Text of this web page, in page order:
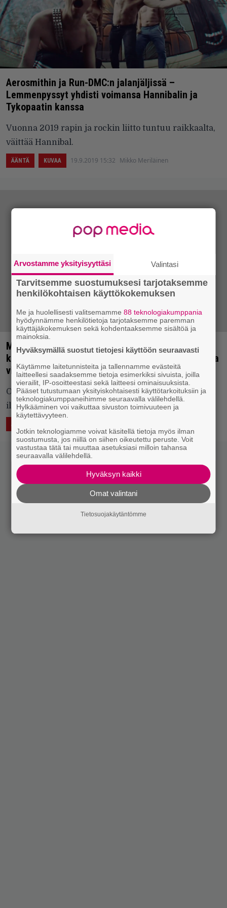
Aerosmithin ja Run-DMC:n jalanjäljissä –
Lemmenpyssyt yhdisti voimansa Hannibalin ja
Tykopaatin kanssa
Vuonna 2019 rapin ja rockin liitto tuntuu raikkaalta,
väittää Hannibal.
ÄÄNTÄ KUVAA 19.9.2019 15:32 Mikko Meriläinen
Mättöä, viikonloppuleikkejä ja hyppy vuoren
kokoiselta kämmeneltä – Parasta juuri nyt -listalla
viikon 41 puhuttelevimmat biisiuutuudet
Ole huoleti, "ihan kivaa" ylväämpiä lauluja on jälleen
ilmestynyt aimo nippu.
ÄÄNTÄ
Arvostamme yksityisyyttäsi Valintasi
Tarvitsemme suostumuksesi tarjotaksemme
henkilökohtaisen käyttökokemuksen
Me ja huolellisesti valitsemamme88 teknologiakumppania
hyödynnämme henkilötietoja tarjotaksemme paremman
käyttäjäkokemuksen sekä kohdentaaksemme sisältöä ja
mainoksia.
Hyväksymällä suostut tietojesi käyttöön seuraavasti
Käytämme laitetunnisteita ja tallennamme evästeitä
laitteellesi saadaksemme tietoja esimerkiksi sivuista, joilla
vierailit, IP-osoitteestasi sekä laitteesi ominaisuuksista.
Pääset tutustumaan yksityiskohtaisesti käyttötarkoituksiin ja
teknologiakumppaneihimme seuraavalla välilehdellä.
Hylkääminen voi vaikuttaa sivuston toimivuuteen ja
käytettävyyteen.
Jotkin teknologiamme voivat käsitellä tietoja myös ilman
suostumusta, jos niillä on siihen oikeutettu peruste. Voit
vastustaa tätä tai muuttaa asetuksiasi milloin tahansa
seuraavalla välilehdellä.
Hyväksyn kaikki
Omat valintani
Tietosuojakäytäntömme